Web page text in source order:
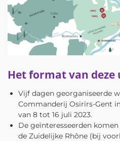
Het format van
Vijf dagen georganiseerde
Commanderij Osirirs-Gent
van 8 tot 16 juli 2023.
De geïnteresseerden
de Zuidelijke Rhône (bij